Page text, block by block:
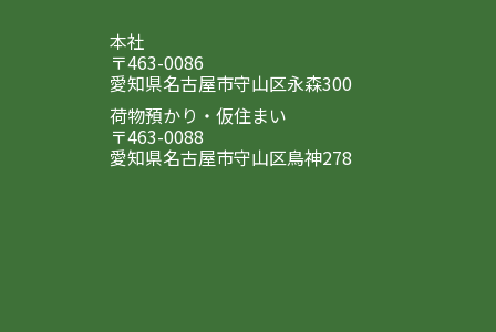
本社
〒463-0086
愛知県名古屋市守山区永森300
荷物預かり・仮住まい
〒463-0088
愛知県名古屋市守山区鳥神278